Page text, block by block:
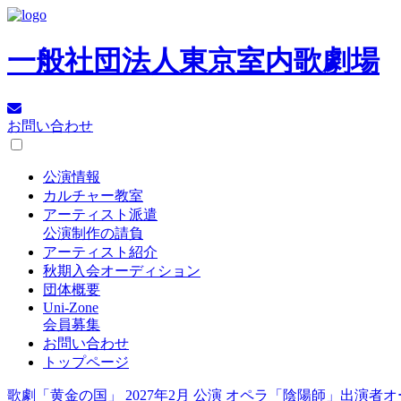
一般社団法人東京室内歌劇場
お問い合わせ
公演情報
カルチャー教室
アーティスト派遣
公演制作の請負
アーティスト紹介
秋期入会オーディション
団体概要
Uni-Zone
会員募集
お問い合わせ
トップページ
歌劇「黄金の国」 2027年2月 公演 オペラ「陰陽師」出演者